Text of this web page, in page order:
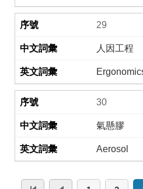
29
人因工程
30
氣懸膠
Aerosol